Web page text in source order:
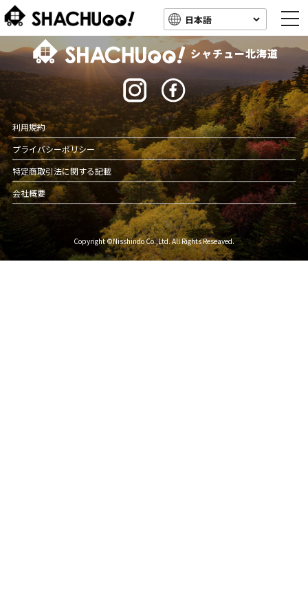
北海道キャンピングカー車中泊スポット情報
シャチュー北海道
利用規約
プライバシーポリシー
特定商取引法に関する記載
会社概要
Copyright ©Nisshindo Co.,Ltd. All Rights Reseaved.